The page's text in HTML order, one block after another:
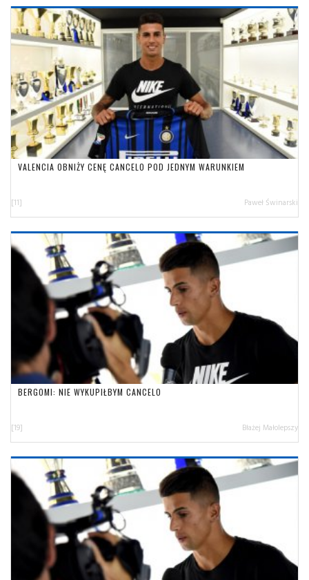
VALENCIA OBNIŻY CENĘ CANCELO POD JEDNYM WARUNKIEM
[11] Paweł Świnarski
BERGOMI: NIE WYKUPIŁBYM CANCELO
[19] Błażej Małolepszy